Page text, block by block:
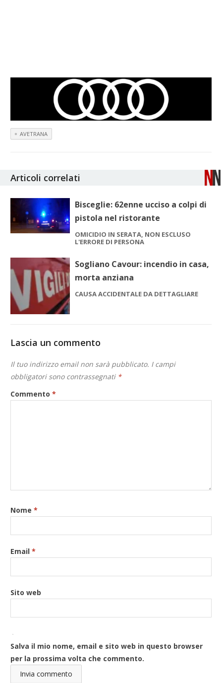
AVETRANA
Articoli correlati
Bisceglie: 62enne ucciso a colpi di
pistola nel ristorante
OMICIDIO IN SERATA, NON ESCLUSO
L'ERRORE DI PERSONA
Sogliano Cavour: incendio in casa,
morta anziana
CAUSA ACCIDENTALE DA DETTAGLIARE
Lascia un commento
Il tuo indirizzo email non sarà pubblicato. I campi
obbligatori sono contrassegnati *
Commento*
Nome*
Email*
Sito web
Salva il mio nome, email e sito web in questo browser
per la prossima volta che commento.